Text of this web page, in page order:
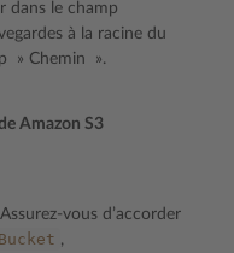
dans le champ
à la racine du
» Chemin ».
Amazon S3
vous d’accorder
,